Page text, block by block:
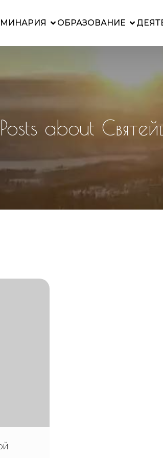
ОБРАЗОВАНИЕ
Posts about